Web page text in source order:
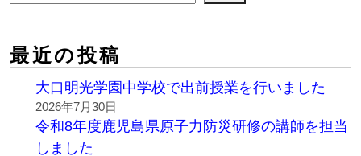
最近の投稿
大口明光学園中学校で出前授業を行いました
2026年7月30日
令和8年度鹿児島県原子力防災研修の講師を担当
しました